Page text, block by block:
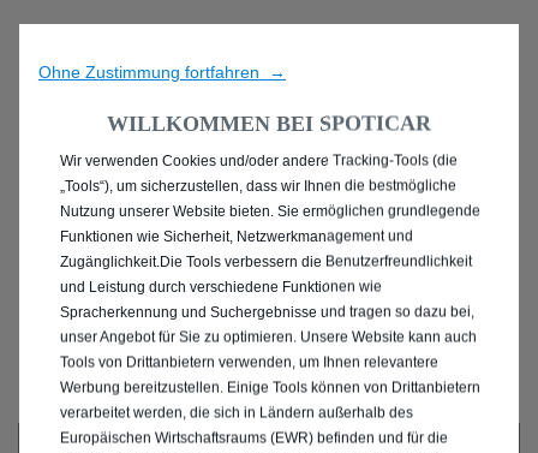
ENTDECKEN SIE ALLE
MIT BENZIN / MILD-
HYBRID ANTRIEB IN
MEERBUSCH
Ohne Zustimmung fortfahren →
WILLKOMMEN BEI SPOTICAR
Wir verwenden Cookies und/oder andere Tracking-Tools (die
„Tools“), um sicherzustellen, dass wir Ihnen die bestmögliche
Nutzung unserer Website bieten. Sie ermöglichen grundlegende
Funktionen wie Sicherheit, Netzwerkmanagement und
Zugänglichkeit.Die Tools verbessern die Benutzerfreundlichkeit
und Leistung durch verschiedene Funktionen wie
Spracherkennung und Suchergebnisse und tragen so dazu bei,
unser Angebot für Sie zu optimieren. Unsere Website kann auch
Tools von Drittanbietern verwenden, um Ihnen relevantere
Werbung bereitzustellen. Einige Tools können von Drittanbietern
verarbeitet werden, die sich in Ländern außerhalb des
Europäischen Wirtschaftsraums (EWR) befinden und für die